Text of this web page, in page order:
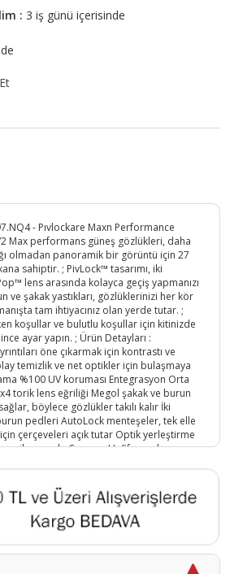
: 3 iş günü içerisinde
- Pıvlockare Maxn Performance
Max performans güneş gözlükleri, daha
olmadan panoramik bir görüntü için 27
sahiptir. ; PivLock™ tasarımı, iki
lens arasında kolayca geçiş yapmanızı
ve şakak yastıkları, gözlüklerinizi her kör
tam ihtiyacınız olan yerde tutar. ;
koşullar ve bulutlu koşullar için kitinizde
ayar yapın. ; Ürün Detayları :
öne çıkarmak için kontrastı ve
temizlik ve net optikler için bulaşmaya
%100 UV koruması Entegrasyon Orta
torik lens eğriliği Megol şakak ve burun
böylece gözlükler takılı kalır İki
pedleri AutoLock menteşeler, tek elle
çerçeveleri açık tutar Optik yerleştirme
ile uyumlu Çerçeve Hafif, esnek ve
Koruma çantası;